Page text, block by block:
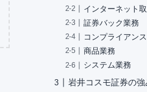
インターネット
証券バック業務
コンプライアン
商品業務
システム業務
岩井コスモ証券の強